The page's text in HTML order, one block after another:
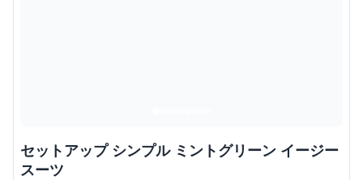
セットアップ シンプル ミントグリーン イージー
スーツ